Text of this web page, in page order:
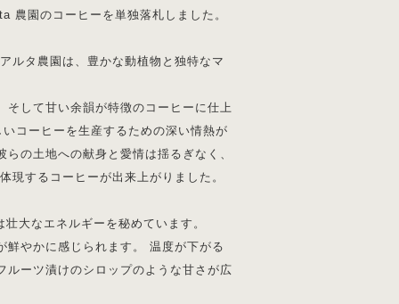
農園のコーヒーを単独落札しました。
ルタ農園は、豊かな動植物と独特なマ
して甘い余韻が特徴のコーヒーに仕上
コーヒーを生産するための深い情熱が
の土地への献身と愛情は揺るぎなく、
現するコーヒーが出来上がりました。
大なエネルギーを秘めています。
鮮やかに感じられます。 温度が下がる
ルーツ漬けのシロップのような甘さが広